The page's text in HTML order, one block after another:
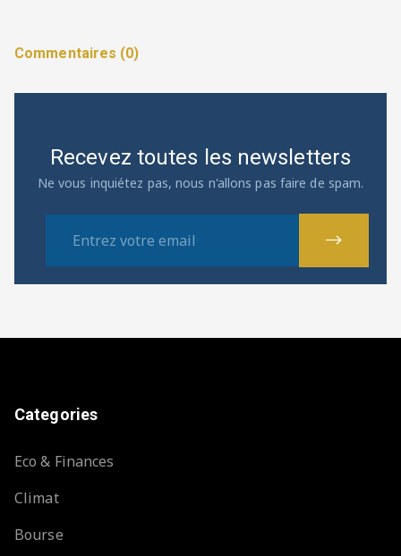
Commentaires (0)
Recevez toutes les newsletters
Ne vous inquiétez pas, nous n'allons pas faire de spam.
Categories
Eco & Finances
Climat
Bourse